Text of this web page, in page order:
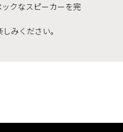
クなスピーカーを完
みください。